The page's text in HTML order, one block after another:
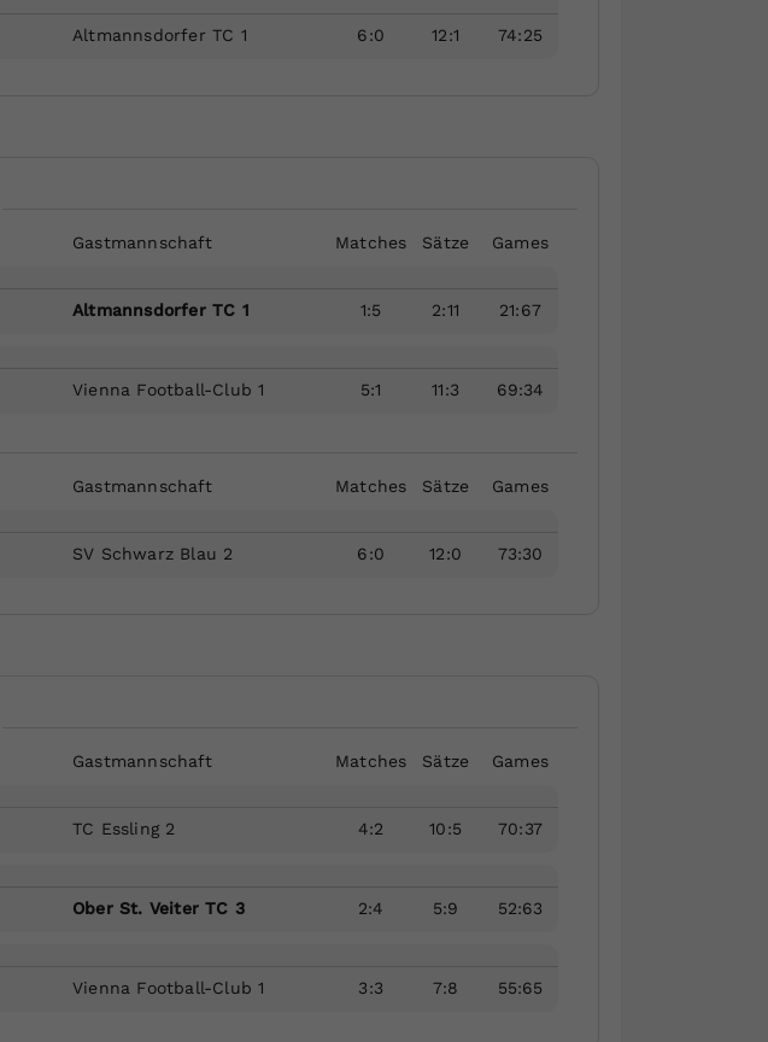
Altmannsdorfer TC 1 6:0 12:1 74:25
Gastmannschaft Matches Sätze Games
Altmannsdorfer TC 1 1:5 2:11 21:67
Vienna Football-Club 1 5:1 11:3 69:34
Gastmannschaft Matches Sätze Games
SV Schwarz Blau 2 6:0 12:0 73:30
Gastmannschaft Matches Sätze Games
TC Essling 2 4:2 10:5 70:37
Ober St. Veiter TC 3 2:4 5:9 52:63
Vienna Football-Club 1 3:3 7:8 55:65